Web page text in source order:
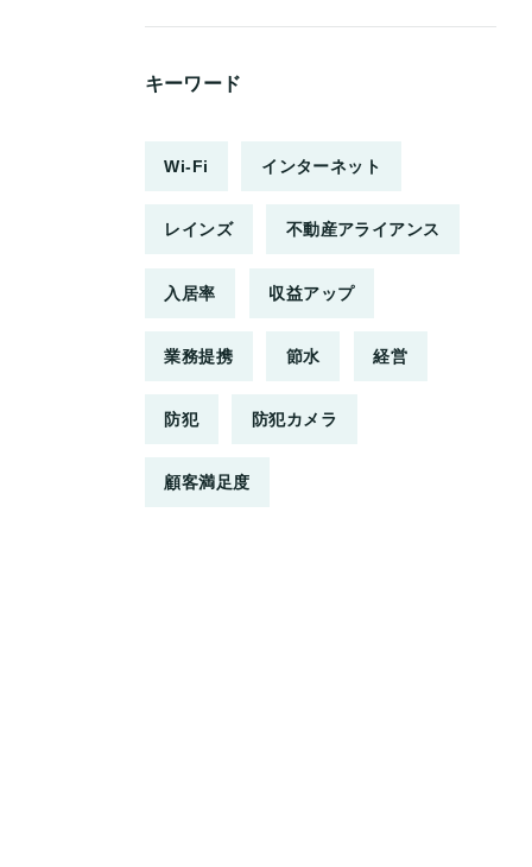
キーワード
Wi-Fi インターネット
レインズ 不動産アライアンス
入居率 収益アップ
業務提携 節水 経営
防犯 防犯カメラ
顧客満足度